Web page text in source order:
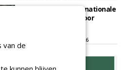
GaLaBau 2026: internationale
ontmoetingsplek voor
t/m vrijdag 18 september 2026
van de